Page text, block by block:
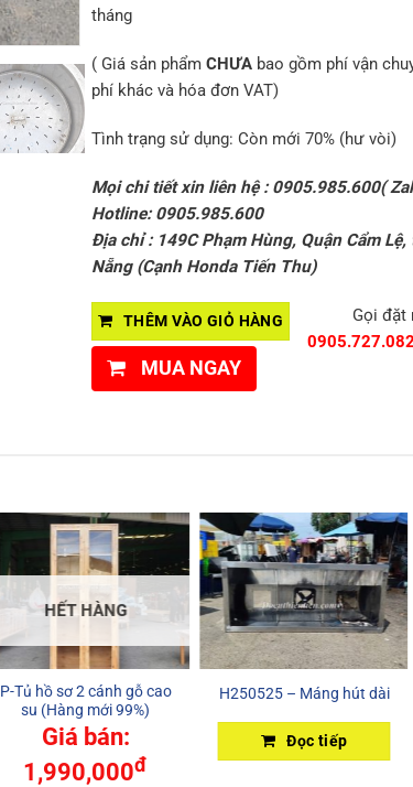
tháng
( Giá sản phẩm CHƯAbao gồm phí vận
phí khác và hóa đơn VAT)
Tình trạng sử dụng: Còn mới 70% (hư vòi)
Mọi chi tiết xin liên hệ : 0905.985.600(
Hotline: 0905.985.600
Địa chỉ : 149C Phạm Hùng, Quận Cẩm
Nẵng (Cạnh Honda Tiến Thu)
THÊM VÀO GIỎ HÀNG
MUA NGAY
Gọi đặt
0905.727.082
HẾT HÀNG
P-Tủ hồ sơ 2 cánh gỗ cao
su (Hàng mới 99%)
Giá bán:
1,990,000đ
H250525 – Máng hút dài
Đọc tiếp